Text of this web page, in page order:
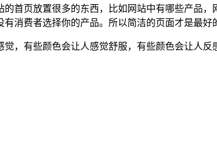
首页放置很多的东西，比如网站中有哪些产品
消费者选择你的产品。所以简洁的页面才是最好
，有些颜色会让人感觉舒服，有些颜色会让人